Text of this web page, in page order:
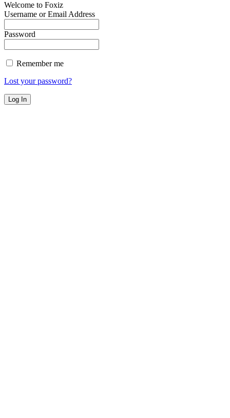
Welcome to Foxiz
Username or Email Address
Password
Remember me
Lost your password?